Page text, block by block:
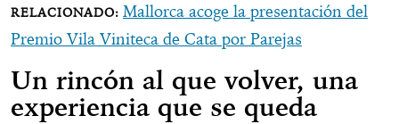
Mallorca acoge la presentación del
Premio Vila Viniteca de Cata por Parejas
Un rincón al que volver, una
experiencia que se queda